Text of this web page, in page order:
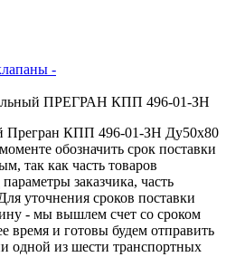
-
ПРЕГРАН КПП 496-01-ЗН
Прегран КПП 496-01-ЗН Ду50х80
обозначить срок поставки
так как часть товаров
заказчика, часть
уточнения сроков поставки
- мы вышлем счет со сроком
время и готовы будем отправить
одной из шести транспортных